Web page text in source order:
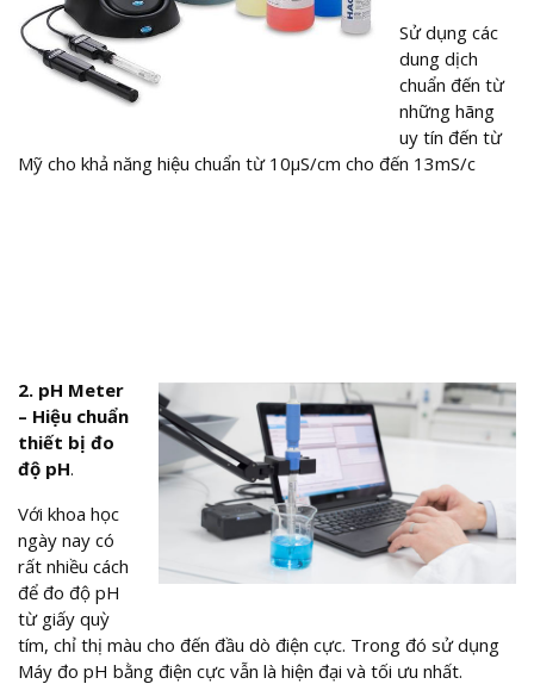
Sử dụng các
dung dịch
chuẩn đến từ
những hãng
uy tín đến từ
Mỹ cho khả năng hiệu chuẩn từ 10µS/cm cho đến 13mS/c
2. pH Meter
– Hiệu chuẩn
thiết bị đo
độ pH.
Với khoa học
ngày nay có
rất nhiều cách
để đo độ pH
từ giấy quỳ
tím, chỉ thị màu cho đến đầu dò điện cực. Trong đó sử dụng
Máy đo pH bằng điện cực vẫn là hiện đại và tối ưu nhất.